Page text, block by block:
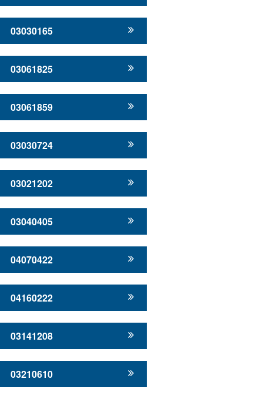
03030165
03061825
03061859
03030724
03021202
03040405
04070422
04160222
03141208
03210610